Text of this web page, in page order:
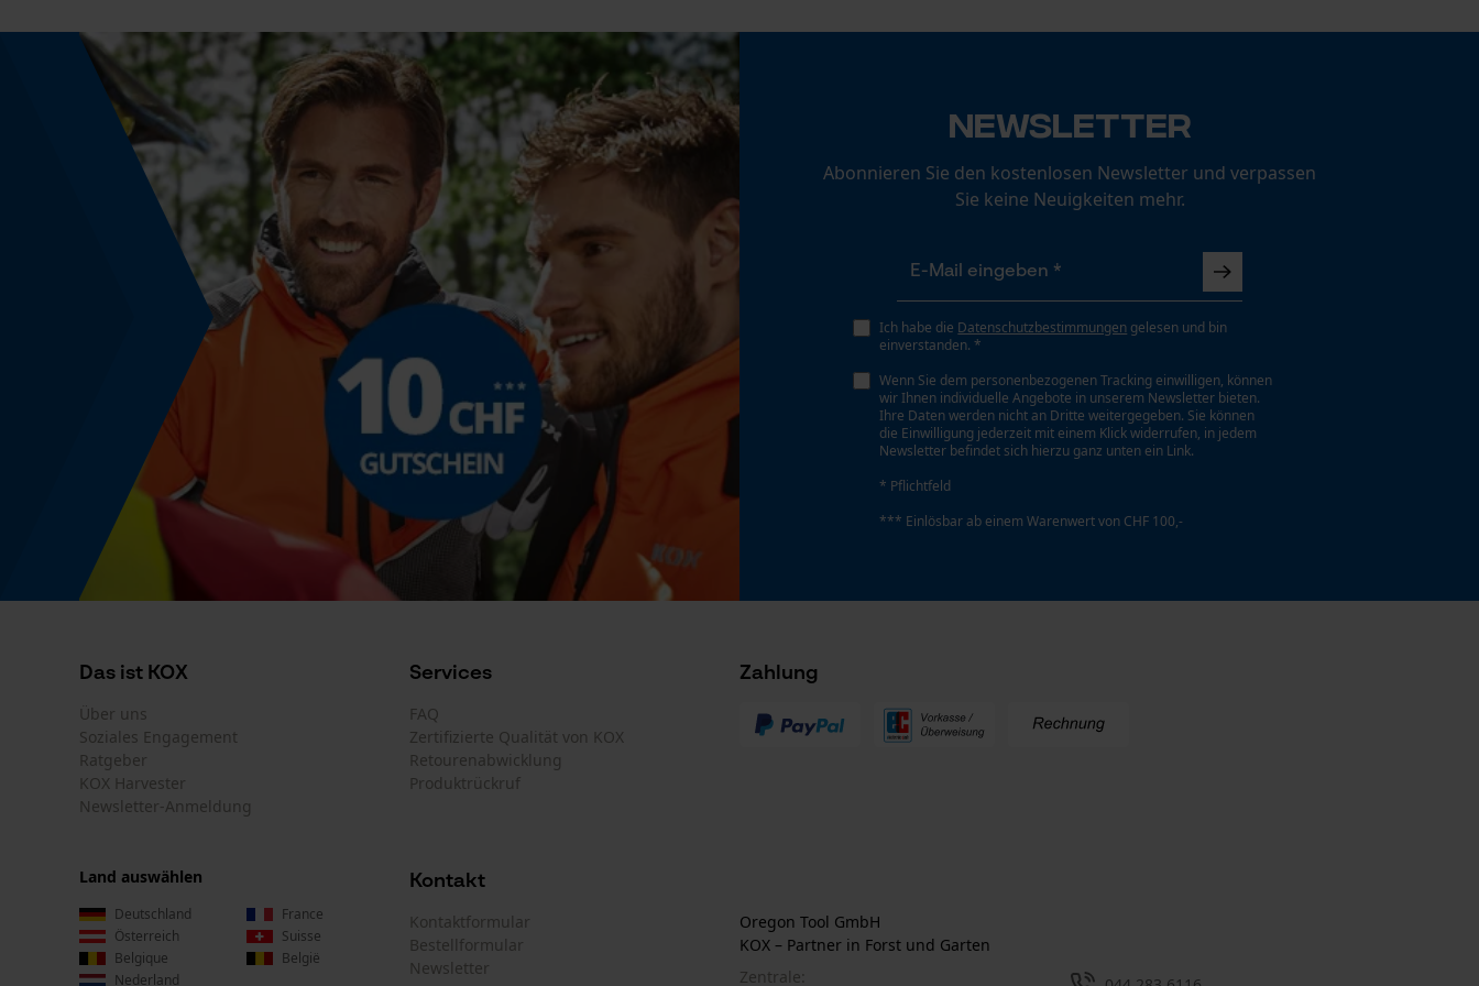
Newsletter
Abonnieren Sie den kostenlosen Newsletter und verpassen
Sie keine Neuigkeiten mehr.
Ich habe die Datenschutzbestimmungen gelesen und bin
einverstanden. *
Wenn Sie dem personenbezogenen Tracking einwilligen, können
wir Ihnen individuelle Angebote in unserem Newsletter bieten.
Ihre Daten werden nicht an Dritte weitergegeben. Sie können
die Einwilligung jederzeit mit einem Klick widerrufen, in jedem
Newsletter befindet sich hierzu ganz unten ein Link.
* Pflichtfeld
*** Einlösbar ab einem Warenwert von CHF 100,-
Das ist KOX
Über uns
Soziales Engagement
Ratgeber
KOX Harvester
Newsletter-Anmeldung
Services
FAQ
Zertifizierte Qualität von KOX
Retourenabwicklung
Produktrückruf
Zahlung
Kontakt
Kontaktformular
Bestellformular
Newsletter
Oregon Tool GmbH
KOX – Partner in Forst und Garten
Zentrale:
Land auswählen
Deutschland
France
Österreich
Suisse
Belgique
België
Nederland
Statistik Cookies
Econda Analytics
Mouseflow Web Analytics Tool
Fact-Finder Tracking
Loop54 Personalization
Personalisierte Startseite
Persönliche Begrüßung
YouTube-Videos
Google Maps
Marketing Cookies